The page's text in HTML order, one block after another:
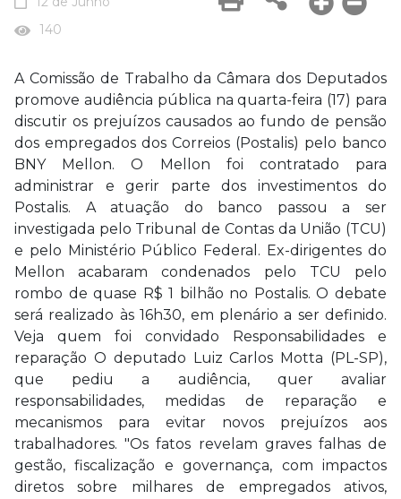
140
A Comissão de Trabalho da Câmara dos Deputados
promove audiência pública na quarta-feira (17) para
discutir os prejuízos causados ao fundo de pensão
dos empregados dos Correios (Postalis) pelo banco
BNY Mellon. O Mellon foi contratado para
administrar e gerir parte dos investimentos do
Postalis. A atuação do banco passou a ser
investigada pelo Tribunal de Contas da União (TCU)
e pelo Ministério Público Federal. Ex-dirigentes do
Mellon acabaram condenados pelo TCU pelo
rombo de quase R$ 1 bilhão no Postalis. O debate
será realizado às 16h30, em plenário a ser definido.
Veja quem foi convidado Responsabilidades e
reparação O deputado Luiz Carlos Motta (PL-SP),
que pediu a audiência, quer avaliar
responsabilidades, medidas de reparação e
mecanismos para evitar novos prejuízos aos
trabalhadores. "Os fatos revelam graves falhas de
gestão, fiscalização e governança, com impactos
diretos sobre milhares de empregados ativos,